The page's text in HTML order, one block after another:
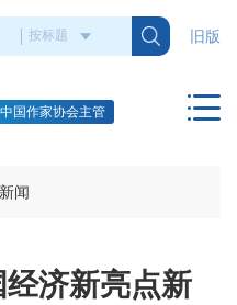
旧版
中国作家协会主管
闻
济新亮点新